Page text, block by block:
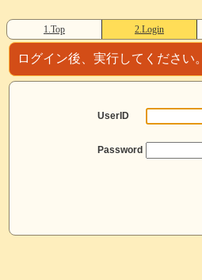
1.Top 2.Login
ログイン後、実行してください。
UserID
Password